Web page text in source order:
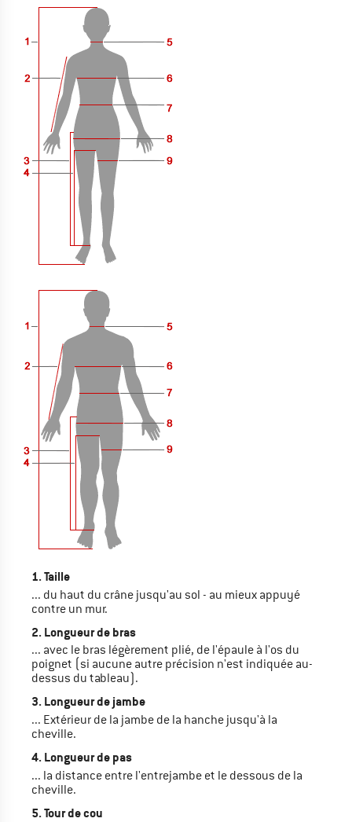
1. Taille
... du haut du crâne jusqu'au sol - au mieux appuyé
contre un mur.
2. Longueur de bras
... avec le bras légèrement plié, de l'épaule à l'os du
poignet (si aucune autre précision n'est indiquée au-
dessus du tableau).
3. Longueur de jambe
... Extérieur de la jambe de la hanche jusqu'à la
cheville.
4. Longueur de pas
... la distance entre l'entrejambe et le dessous de la
cheville.
5. Tour de cou